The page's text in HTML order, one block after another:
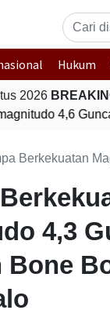
Hukum
2026
4,6
Magnitudo 4,3
4,3
Bone